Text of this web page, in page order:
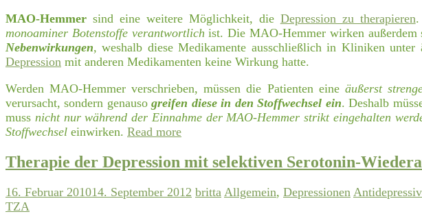
MAO-Hemmer sind eine weitere Möglichkeit, die Depression zu therapieren.
monoaminer Botenstoffe verantwortlich ist. Die MAO-Hemmer wirken außerdem
Nebenwirkungen, weshalb diese Medikamente ausschließlich in Kliniken
Depression mit anderen Medikamenten keine Wirkung hatte.
Werden MAO-Hemmer verschrieben, müssen die Patienten eine äußerst
verursacht, sondern genausogreifen diese in den Stoffwechsel ein. Deshalb
muss nicht nur während der Einnahme der MAO-Hemmer strikt eingehalten
Stoffwechsel einwirken. Read more
Therapie der Depression mit selektiven Serotonin-
16. Februar 201014. September 2012 britta Allgemein, Depressionen
TZA